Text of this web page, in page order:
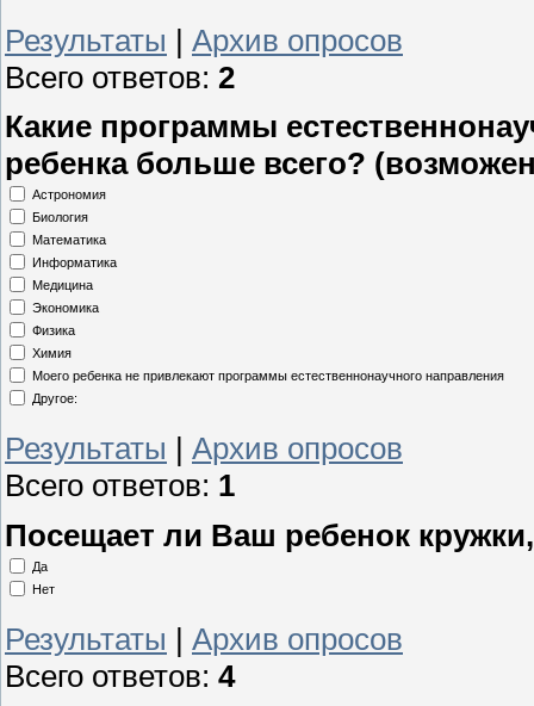
Результаты | Архив опросов
Всего ответов: 2
Какие программы
ребенка больше всего?
Астрономия
Биология
Математика
Информатика
Медицина
Экономика
Физика
Химия
Моего ребенка не привлекают программы естественнонаучного направления
Другое:
Результаты | Архив опросов
Всего ответов: 1
Посещает ли Ваш ребенок
Да
Нет
Результаты | Архив опросов
Всего ответов: 4